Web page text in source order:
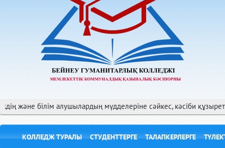
білім алушылардың мүдделеріне сәйкес, кәсіби құзыретті,
КОЛЛЕДЖ ТУРАЛЫ СТУДЕНТТЕРГЕ ТАЛАПКЕРЛЕРГЕ